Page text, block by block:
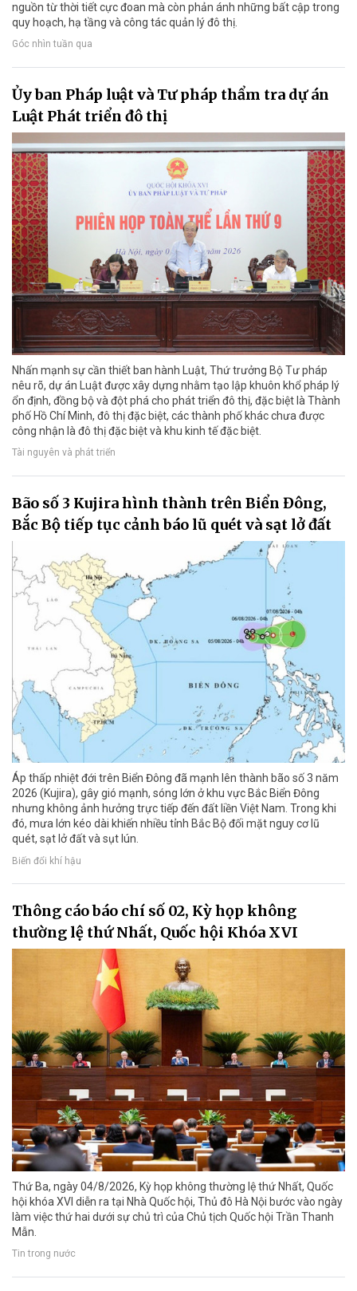
nguồn từ thời tiết cực đoan mà còn phản ánh những bất cập trong
quy hoạch, hạ tầng và công tác quản lý đô thị.
Góc nhìn tuần qua
Ủy ban Pháp luật và Tư pháp thẩm tra dự án
Luật Phát triển đô thị
Nhấn mạnh sự cần thiết ban hành Luật, Thứ trưởng Bộ Tư pháp
nêu rõ, dự án Luật được xây dựng nhằm tạo lập khuôn khổ pháp lý
ổn định, đồng bộ và đột phá cho phát triển đô thị, đặc biệt là Thành
phố Hồ Chí Minh, đô thị đặc biệt, các thành phố khác chưa được
công nhận là đô thị đặc biệt và khu kinh tế đặc biệt.
Tài nguyên và phát triển
Bão số 3 Kujira hình thành trên Biển Đông,
Bắc Bộ tiếp tục cảnh báo lũ quét và sạt lở đất
Áp thấp nhiệt đới trên Biển Đông đã mạnh lên thành bão số 3 năm
2026 (Kujira), gây gió mạnh, sóng lớn ở khu vực Bắc Biển Đông
nhưng không ảnh hưởng trực tiếp đến đất liền Việt Nam. Trong khi
đó, mưa lớn kéo dài khiến nhiều tỉnh Bắc Bộ đối mặt nguy cơ lũ
quét, sạt lở đất và sụt lún.
Biến đổi khí hậu
Thông cáo báo chí số 02, Kỳ họp không
thường lệ thứ Nhất, Quốc hội Khóa XVI
Thứ Ba, ngày 04/8/2026, Kỳ họp không thường lệ thứ Nhất, Quốc
hội khóa XVI diễn ra tại Nhà Quốc hội, Thủ đô Hà Nội bước vào ngày
làm việc thứ hai dưới sự chủ trì của Chủ tịch Quốc hội Trần Thanh
Mẫn.
Tin trong nước